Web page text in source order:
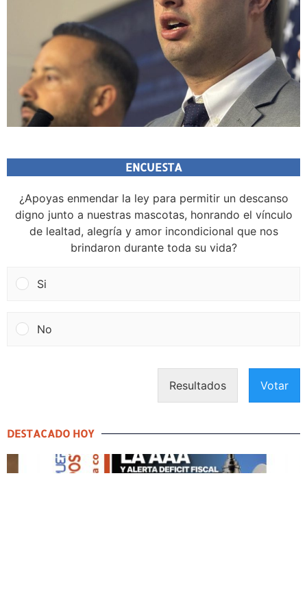
ENCUESTA
¿Apoyas enmendar la ley para permitir un descanso
digno junto a nuestras mascotas, honrando el vínculo
de lealtad, alegría y amor incondicional que nos
brindaron durante toda su vida?
Si
No
Resultados Votar
DESTACADO HOY